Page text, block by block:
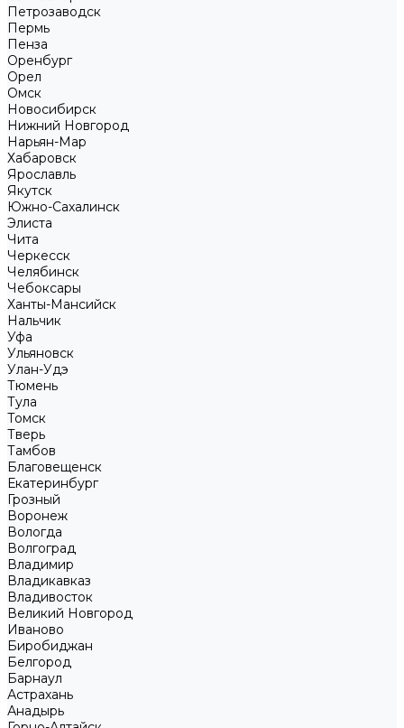
Петрозаводск
Пермь
Пенза
Оренбург
Орел
Омск
Новосибирск
Нижний Новгород
Нарьян-Мар
Хабаровск
Ярославль
Якутск
Южно-Сахалинск
Элиста
Чита
Черкесск
Челябинск
Чебоксары
Ханты-Мансийск
Нальчик
Уфа
Ульяновск
Улан-Удэ
Тюмень
Тула
Томск
Тверь
Тамбов
Благовещенск
Екатеринбург
Грозный
Воронеж
Вологда
Волгоград
Владимир
Владикавказ
Владивосток
Великий Новгород
Иваново
Биробиджан
Белгород
Барнаул
Астрахань
Анадырь